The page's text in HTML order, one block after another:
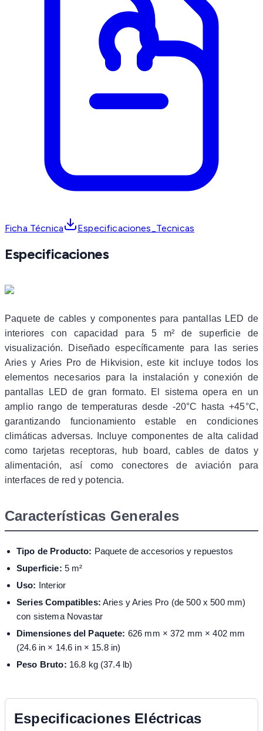
Ficha Técnica Especificaciones_Tecnicas
Especificaciones
Paquete de cables y componentes para pantallas LED de
interiores con capacidad para 5 m² de superficie de
visualización. Diseñado específicamente para las series
Aries y Aries Pro de Hikvision, este kit incluye todos los
elementos necesarios para la instalación y conexión de
pantallas LED de gran formato. El sistema opera en un
amplio rango de temperaturas desde -20°C hasta +45°C,
garantizando funcionamiento estable en condiciones
climáticas adversas. Incluye componentes de alta calidad
como tarjetas receptoras, hub board, cables de datos y
alimentación, así como conectores de aviación para
interfaces de red y potencia.
Características Generales
Tipo de Producto: Paquete de accesorios y repuestos
Superficie: 5 m²
Uso: Interior
Series Compatibles: Aries y Aries Pro (de 500 x 500 mm)
con sistema Novastar
Dimensiones del Paquete: 626 mm × 372 mm × 402 mm
(24.6 in × 14.6 in × 15.8 in)
Peso Bruto: 16.8 kg (37.4 lb)
Especificaciones Eléctricas